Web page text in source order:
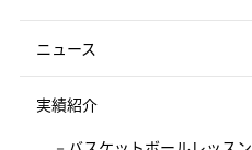
ニュース
実績紹介